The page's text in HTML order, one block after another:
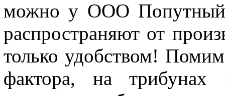
можно у ООО Попутный
распространяют от
только удобством!
фактора, на